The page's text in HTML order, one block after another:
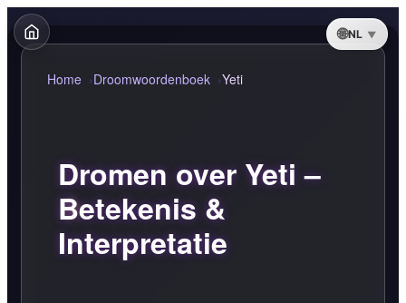
NL
Home Droomwoordenboek Yeti
Dromen over Yeti –
Betekenis &
Interpretatie